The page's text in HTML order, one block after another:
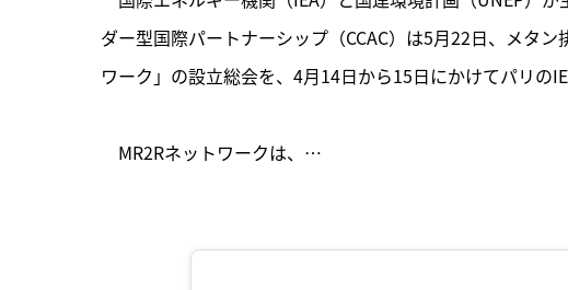
ダー型国際パートナーシップ（CCAC）は5月22日、メタ
ワーク」の設立総会を、4月14日から15日にかけてパリの
MR2Rネットワークは、…